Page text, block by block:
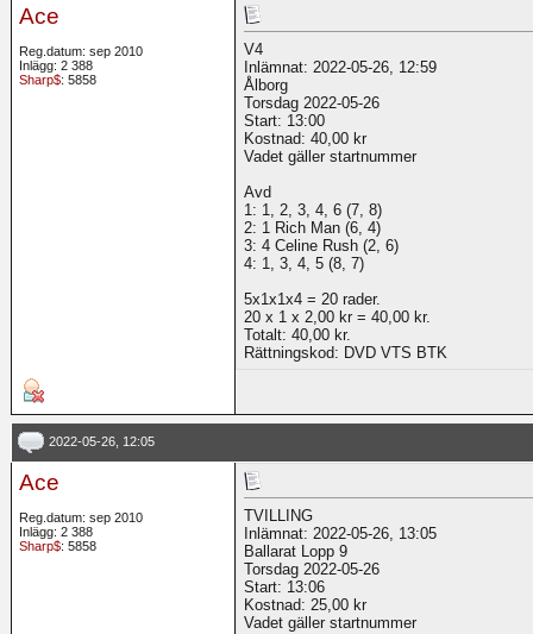
Ace
Reg.datum: sep 2010
Inlägg: 2 388
Sharp$: 5858
V4
Inlämnat: 2022-05-26, 12:59
Ålborg
Torsdag 2022-05-26
Start: 13:00
Kostnad: 40,00 kr
Vadet gäller startnummer
Avd
1: 1, 2, 3, 4, 6 (7, 8)
2: 1 Rich Man (6, 4)
3: 4 Celine Rush (2, 6)
4: 1, 3, 4, 5 (8, 7)
5x1x1x4 = 20 rader.
20 x 1 x 2,00 kr = 40,00 kr.
Totalt: 40,00 kr.
Rättningskod: DVD VTS BTK
2022-05-26, 12:05
Ace
Reg.datum: sep 2010
Inlägg: 2 388
Sharp$: 5858
TVILLING
Inlämnat: 2022-05-26, 13:05
Ballarat Lopp 9
Torsdag 2022-05-26
Start: 13:06
Kostnad: 25,00 kr
Vadet gäller startnummer